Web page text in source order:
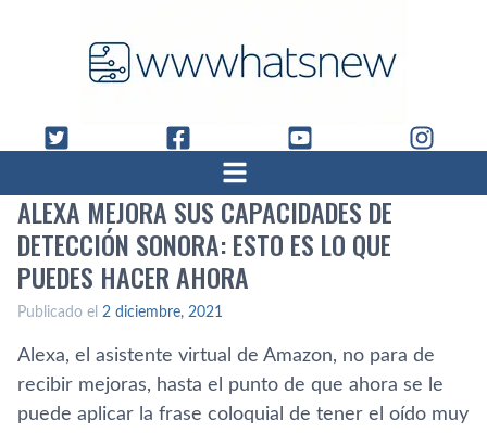
ALEXA MEJORA SUS CAPACIDADES DE
DETECCIÓN SONORA: ESTO ES LO QUE
PUEDES HACER AHORA
Publicado el 2 diciembre, 2021
Alexa, el asistente virtual de Amazon, no para de
recibir mejoras, hasta el punto de que ahora se le
puede aplicar la frase coloquial de tener el oído muy